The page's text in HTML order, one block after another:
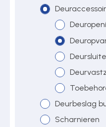
Voedingen
Contact
Deurbeslag
Scharnieren